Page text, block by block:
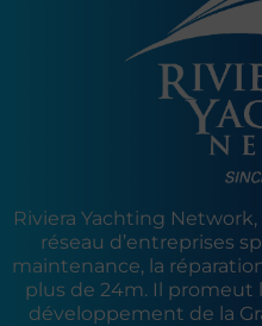
Riviera Yachting Network,
réseau d’entreprises
maintenance, la
plus de 24m. Il promeut
développement de la